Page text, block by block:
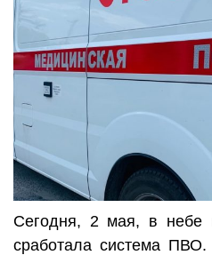
Сегодня, 2 мая, в небе
сработала система ПВО.